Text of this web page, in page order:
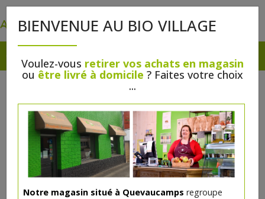
BIENVENUE AU BIO VILLAGE
Voulez-vous retirer vos achats en magasin
ou être livré à domicile ? Faites votre choix
...
Notre magasin situé à Quevaucamps regroupe